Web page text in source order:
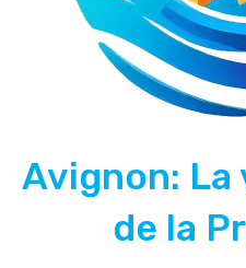
Avignon:
de la